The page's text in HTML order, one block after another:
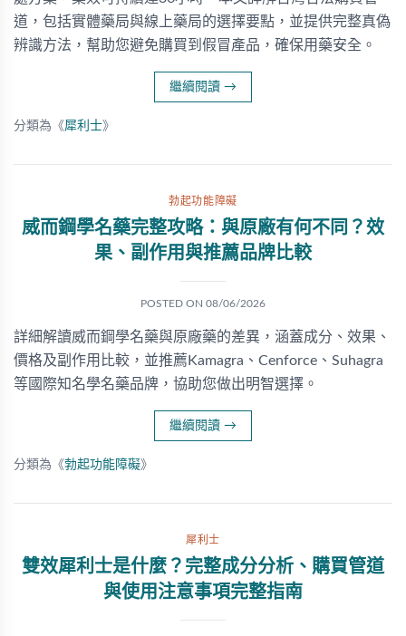
道，包括實體藥局與線上藥局的選擇要點，並提供完整真偽
辨識方法，幫助您避免購買到假冒產品，確保用藥安全。
繼續閱讀 →
分類為《犀利士》
勃起功能障礙
威而鋼學名藥完整攻略：與原廠有何不同？效
果、副作用與推薦品牌比較
POSTED ON 08/06/2026
詳細解讀威而鋼學名藥與原廠藥的差異，涵蓋成分、效果、
價格及副作用比較，並推薦Kamagra、Cenforce、Suhagra
等國際知名學名藥品牌，協助您做出明智選擇。
繼續閱讀 →
分類為《勃起功能障礙》
犀利士
雙效犀利士是什麼？完整成分分析、購買管道
與使用注意事項完整指南